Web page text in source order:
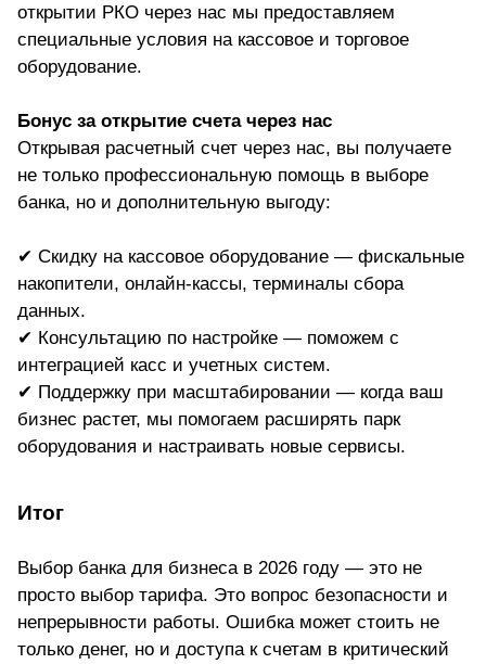
открытии РКО через нас мы предоставляем
специальные условия на кассовое и торговое
оборудование.
Бонус за открытие счета через нас
Открывая расчетный счет через нас, вы получаете
не только профессиональную помощь в выборе
банка, но и дополнительную выгоду:
✔ Скидку на кассовое оборудование — фискальные
накопители, онлайн-кассы, терминалы сбора
данных.
✔ Консультацию по настройке — поможем с
интеграцией касс и учетных систем.
✔ Поддержку при масштабировании — когда ваш
бизнес растет, мы помогаем расширять парк
оборудования и настраивать новые сервисы.
Итог
Выбор банка для бизнеса в 2026 году — это не
просто выбор тарифа. Это вопрос безопасности и
непрерывности работы. Ошибка может стоить не
только денег, но и доступа к счетам в критический